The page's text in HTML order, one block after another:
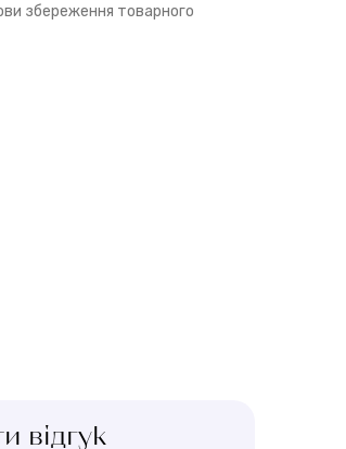
збереження товарного
відгук